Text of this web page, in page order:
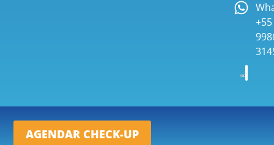
AGENDAR CHECK-UP